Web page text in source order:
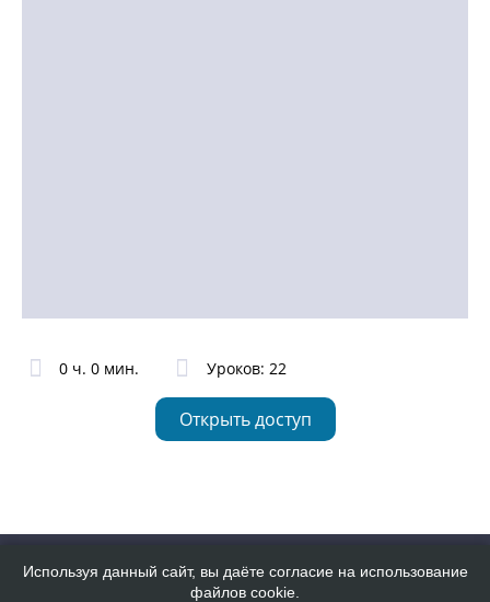
0 ч. 0 мин. Уроков: 22
Открыть доступ
Все права защищены. © 2009 - 2026
Используя данный сайт, вы даёте согласие на использование
файлов cookie.